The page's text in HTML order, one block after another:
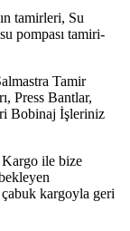
tamirleri, Su
pompası tamiri-
Tamir
Press Bantlar,
Bobinaj İşleriniz
ile bize
kargoyla geri